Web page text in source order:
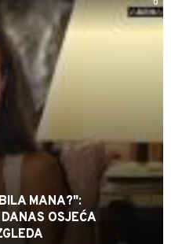
0
MANA?":
OSJEĆA